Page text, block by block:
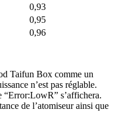
0,93
0,95
0,96
Taifun Box comme un
n’est pas réglable.
“Error:LowR” s’affichera.
de l’atomiseur ainsi que